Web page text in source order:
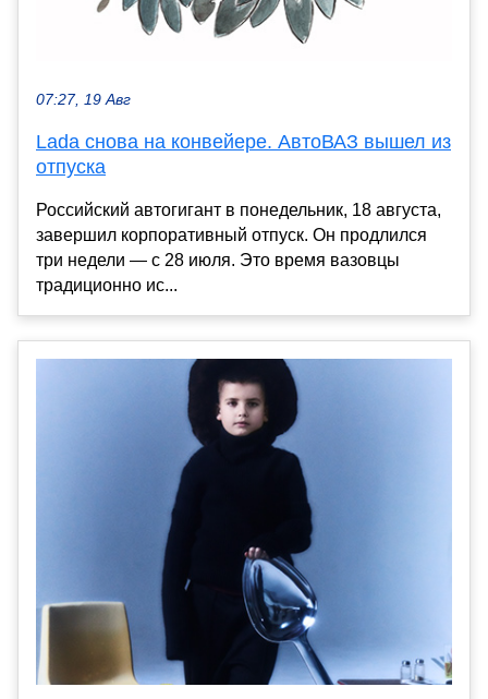
07:27, 19 Авг
Lada снова на конвейере. АвтоВАЗ вышел из
отпуска
Российский автогигант в понедельник, 18 августа,
завершил корпоративный отпуск. Он продлился
три недели — с 28 июля. Это время вазовцы
традиционно ис...